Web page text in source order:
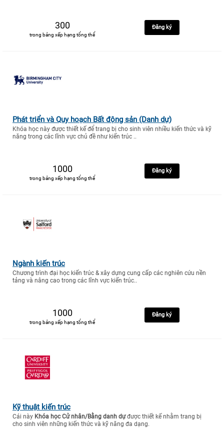
300
trong bảng xếp hạng tổng thể
Đăng ký
Phát triển và Quy hoạch Bất động sản (Danh dự)
Khóa học này được thiết kế để trang bị cho sinh viên nhiều kiến thức và kỹ
năng trong các lĩnh vực chủ đề như kiến trúc ..
1000
trong bảng xếp hạng tổng thể
Đăng ký
Ngành kiến trúc
Chương trình đại học kiến trúc & xây dựng cung cấp các nghiên cứu nền
tảng và nâng cao trong các lĩnh vực kiến trúc..
1000
trong bảng xếp hạng tổng thể
Đăng ký
Kỹ thuật kiến trúc
Cái này Khóa học Cử nhân/Bằng danh dựđược thiết kế nhằm trang bị
cho sinh viên những kiến thức và kỹ năng đa dạng.